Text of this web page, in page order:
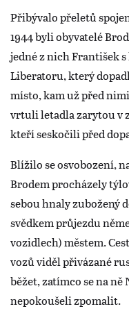
Přibývalo přeletů
1944 byli obyvatelé
jedné z nich František
Liberatoru, který
místo, kam už před
vrtuli letadla zarytou v
kteří seskočili před
Blížilo se osvobození,
Brodem procházely
sebou hnaly zubožený
svědkem průjezdu
vozidlech) městem.
vozů viděl přivázané
běžet, zatímco se na
nepokoušeli zpomalit.